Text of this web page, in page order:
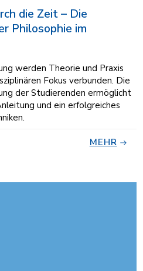
die Zeit – Die
Philosophie im
werden Theorie und Praxis
Fokus verbunden. Die
der Studierenden er­mög­licht
und ein er­folg­reiches
MEHR